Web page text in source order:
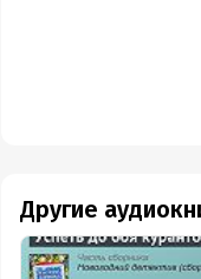
Другие